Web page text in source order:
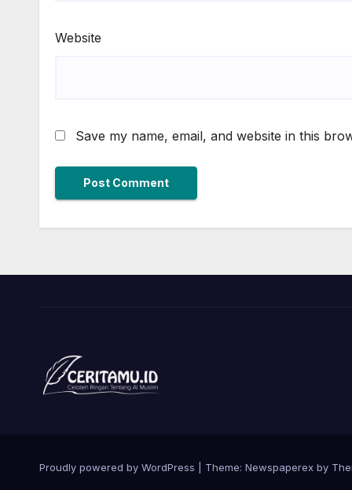
Website
Save my name, email, and website in this
Proudly powered by WordPress Theme: Newspaperex by